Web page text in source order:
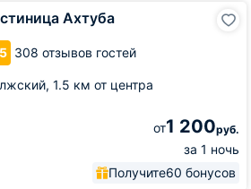
Ахтуба
308 отзывов гостей
1.5 км от центра
от1 200руб.
за 1 ночь
Получите60 бонусов